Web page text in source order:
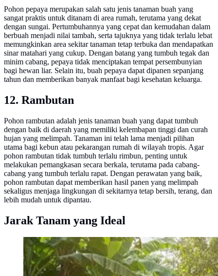
Pohon pepaya merupakan salah satu jenis tanaman buah yang
sangat praktis untuk ditanam di area rumah, terutama yang dekat
dengan sungai. Pertumbuhannya yang cepat dan kemudahan dalam
berbuah menjadi nilai tambah, serta tajuknya yang tidak terlalu lebat
memungkinkan area sekitar tanaman tetap terbuka dan mendapatkan
sinar matahari yang cukup. Dengan batang yang tumbuh tegak dan
minim cabang, pepaya tidak menciptakan tempat persembunyian
bagi hewan liar. Selain itu, buah pepaya dapat dipanen sepanjang
tahun dan memberikan banyak manfaat bagi kesehatan keluarga.
12. Rambutan
Pohon rambutan adalah jenis tanaman buah yang dapat tumbuh
dengan baik di daerah yang memiliki kelembapan tinggi dan curah
hujan yang melimpah. Tanaman ini telah lama menjadi pilihan
utama bagi kebun atau pekarangan rumah di wilayah tropis. Agar
pohon rambutan tidak tumbuh terlalu rimbun, penting untuk
melakukan pemangkasan secara berkala, terutama pada cabang-
cabang yang tumbuh terlalu rapat. Dengan perawatan yang baik,
pohon rambutan dapat memberikan hasil panen yang melimpah
sekaligus menjaga lingkungan di sekitarnya tetap bersih, terang, dan
lebih mudah untuk dipantau.
Jarak Tanam yang Ideal